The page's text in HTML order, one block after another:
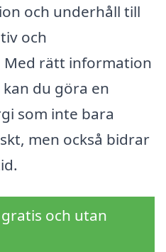
och underhåll till
och
Med rätt information
du göra en
som inte bara
men också bidrar
och utan